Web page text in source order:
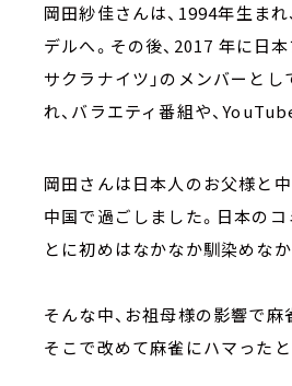
岡田紗佳さんは、1994年生ま
デルへ。その後、2017 年に日
サクラナイツ」のメンバーとし
れ、バラエティ番組や、
岡田さんは日本人のお父様と
中国で過ごしました。日本の
とに初めはなかなか馴染めなか
そんな中、お祖母様の影響で
そこで改めて麻雀にハマったと